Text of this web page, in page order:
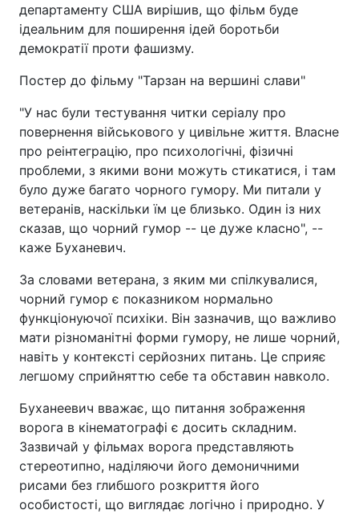
департаменту США вирішив, що фільм буде
ідеальним для поширення ідей боротьби
демократії проти фашизму.
Постер до фільму "Тарзан на вершині слави"
"У нас були тестування читки серіалу про
повернення військового у цивільне життя. Власне
про реінтеграцію, про психологічні, фізичні
проблеми, з якими вони можуть стикатися, і там
було дуже багато чорного гумору. Ми питали у
ветеранів, наскільки їм це близько. Один із них
сказав, що чорний гумор -- це дуже класно", --
каже Буханевич.
За словами ветерана, з яким ми спілкувалися,
чорний гумор є показником нормально
функціонуючої психіки. Він зазначив, що важливо
мати різноманітні форми гумору, не лише чорний,
навіть у контексті серйозних питань. Це сприяє
легшому сприйняттю себе та обставин навколо.
Буханеевич вважає, що питання зображення
ворога в кінематографі є досить складним.
Зазвичай у фільмах ворога представляють
стереотипно, наділяючи його демоничними
рисами без глибшого розкриття його
особистості, що виглядає логічно і природно. У